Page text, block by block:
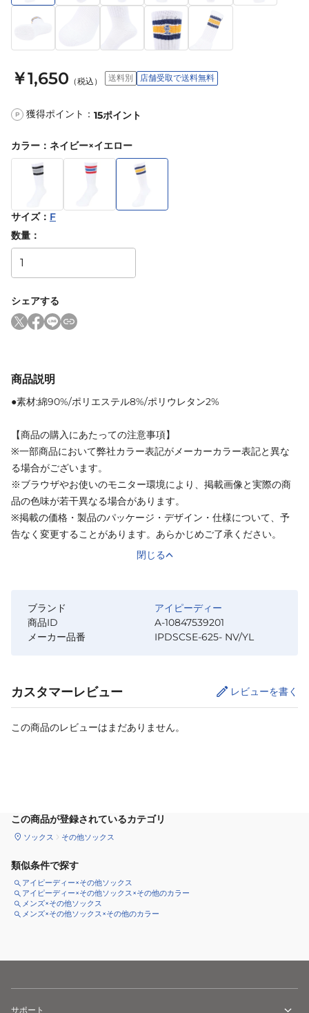
￥1,650 （税込） 送料別 店舗受取で送料無料
P 獲得ポイント： 15ポイント
カラー ： ネイビー×イエロー
サイズ： F
数量：
シェアする
商品説明
●素材:綿90%/ポリエステル8%/ポリウレタン2%
【商品の購入にあたっての注意事項】
※一部商品において弊社カラー表記がメーカーカラー表記と異な
る場合がございます。
※ブラウザやお使いのモニター環境により、掲載画像と実際の商
品の色味が若干異なる場合があります。
※掲載の価格・製品のパッケージ・デザイン・仕様について、予
告なく変更することがあります。あらかじめご了承ください。
閉じる
ブランド
アイピーディー
商品ID
A-10847539201
メーカー品番
IPDSCSE-625- NV/YL
カスタマーレビュー レビューを書く
この商品のレビューはまだありません。
この商品が登録されているカテゴリ
ソックス その他ソックス
類似条件で探す
アイピーディー×その他ソックス
アイピーディー×その他ソックス×その他のカラー
メンズ×その他ソックス
メンズ×その他ソックス×その他のカラー
サポート